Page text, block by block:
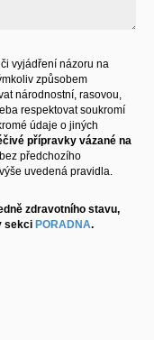
vyjádření názoru na
způsobem
národnostní, rasovou,
respektovat soukromí
údaje o jiných
přípravky vázané na
předchozího
uvedená pravidla.
zdravotního stavu,
sekci PORADNA.